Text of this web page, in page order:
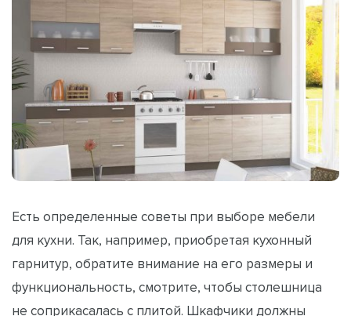
Есть определенные советы при выборе мебели
для кухни. Так, например, приобретая кухонный
гарнитур, обратите внимание на его размеры и
функциональность, смотрите, чтобы столешница
не соприкасалась с плитой. Шкафчики должны